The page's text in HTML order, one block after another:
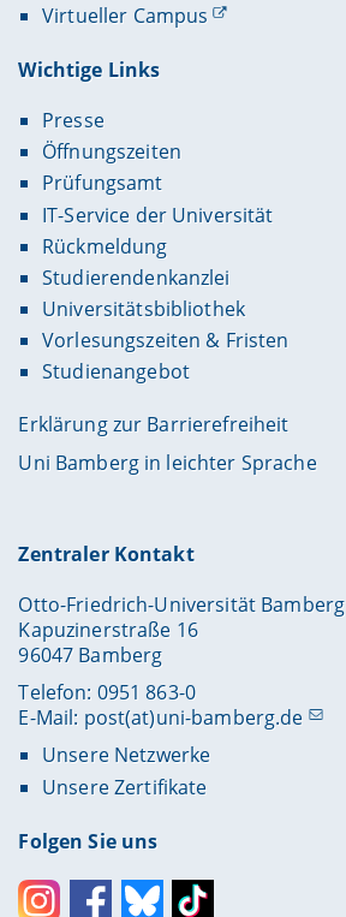
Virtueller Campus
Wichtige Links
Presse
Öffnungszeiten
Prüfungsamt
IT-Service der Universität
Rückmeldung
Studierendenkanzlei
Universitätsbibliothek
Vorlesungszeiten & Fristen
Studienangebot
Erklärung zur Barrierefreiheit
Uni Bamberg in leichter Sprache
Zentraler Kontakt
Otto-Friedrich-Universität Bamberg
Kapuzinerstraße 16
96047 Bamberg
Telefon: 0951 863-0
E-Mail: post(at)uni-bamberg.de
Unsere Netzwerke
Unsere Zertifikate
Folgen Sie uns